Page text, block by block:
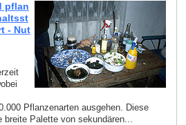
pflan
- Nut
Pflanzenarten ausgehen. Diese
Palette von sekundären...